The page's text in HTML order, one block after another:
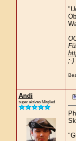
;-)
Andi
super aktives Mitglied